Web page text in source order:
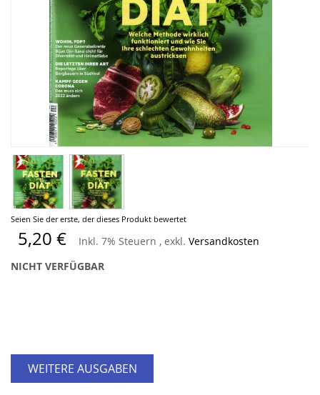
Seien Sie der erste, der dieses Produkt bewertet
5,20 € Inkl. 7% Steuern , exkl. Versandkosten
NICHT VERFÜGBAR
WEITERE AUSGABEN
Zum
Anfang
der
Bildergalerie
springen